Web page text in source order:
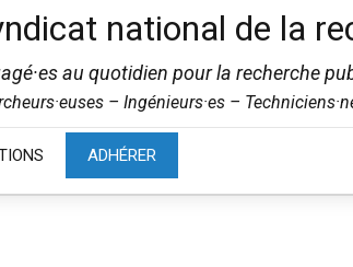
national de la
au quotidien pour la recherche
– Ingénieurs·es –
ADHÉRER